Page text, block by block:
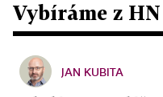
Vybíráme z HN
JAN KUBITA